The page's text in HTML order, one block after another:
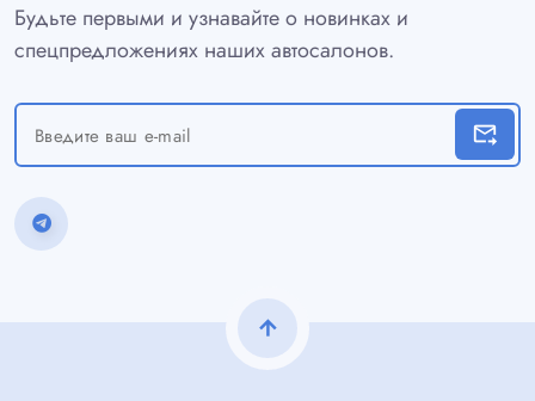
Будьте первыми и узнавайте о новинках и
спецпредложениях наших автосалонов.
forward_to_inbox
arrow_upward